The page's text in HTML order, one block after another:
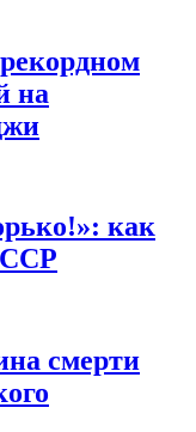
на
как
смерти